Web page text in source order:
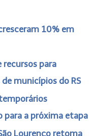
10% em
para
municípios do RS
para a próxima etapa
Lourenço retoma